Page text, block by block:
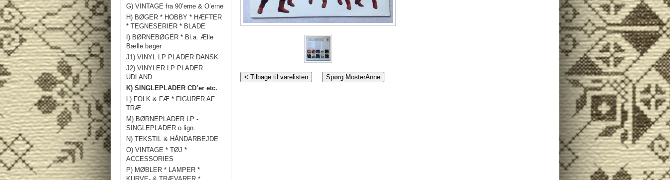
G) VINTAGE fra 90’erne & O’erne
H) BØGER * HOBBY * HÆFTER
* TEGNESERIER * BLADE
I) BØRNEBØGER * Bl.a. Ælle
Bælle bøger
J1) VINYL LP PLADER DANSK
J2) VINYLER LP PLADER
UDLAND
K) SINGLEPLADER CD’er etc.
L) FOLK & FÆ * FIGURER AF
TRÆ
M) BØRNEPLADER LP -
SINGLEPLADER o.lign.
N) TEKSTIL & HÅNDARBEJDE
O) VINTAGE * TØJ *
ACCESSORIES
P) MØBLER * LAMPER *
< Tilbage til varelisten Spørg MosterAnne